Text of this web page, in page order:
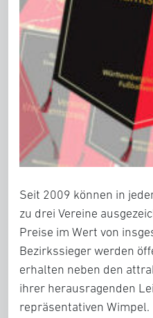
Seit 2009 können in
zu drei Vereine
Preise im Wert von
Bezirkssieger werden
erhalten neben den
ihrer herausragenden
repräsentativen Wimpel.